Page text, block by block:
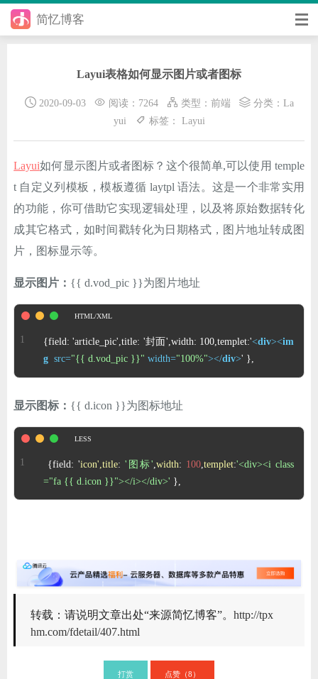
简忆博客
手册
日记
其它
在线工具
Layui表格如何显示图片或者图标
2020-09-03 阅读：7264 类型： 前端 分类： La
yui
标签： Layui
Layui如何显示图片或者图标？这个很简单,可以使用 temple
t 自定义列模板，模板遵循 laytpl 语法。这是一个非常实用
的功能，你可借助它实现逻辑处理，以及将原始数据转化
成其它格式，如时间戳转化为日期格式，图片地址转成图
片，图标显示等。
显示图片： {{ d.vod_pic }}为图片地址
{field: 'article_pic',title: '封面',width: 100,templet:'<div><im
g src="{{ d.vod_pic }}" width="100%"></div>' },
显示图标： {{ d.icon }}为图标地址
{field: 'icon',title: '图标' ,width: 100 ,templet:'<div><i class
="fa {{ d.icon }}"></i></div>' },
转载：请说明文章出处“来源简忆博客”。http://tpx
hm.com/fdetail/407.html
打赏 点赞（8 ）